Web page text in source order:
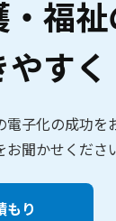
福
すく
子化の成功を
聞かせくださ
もり